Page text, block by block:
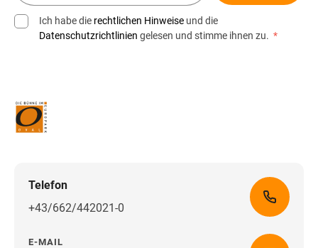
Ich habe die rechtlichen Hinweise und die
Datenschutzrichtlinien gelesen und stimme ihnen zu. *
Telefon
+43/662/442021-0
E-MAIL